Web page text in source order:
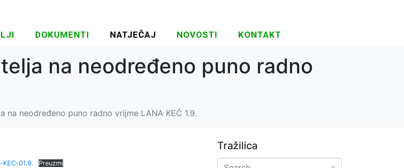
DOKUMENTI NATJEČAJ NOVOSTI KONTAKT
na neodređeno puno radno
na neodređeno puno radno vrijme LANA KEĆ 1.9.
01.9. Preuzmi
Tražilica